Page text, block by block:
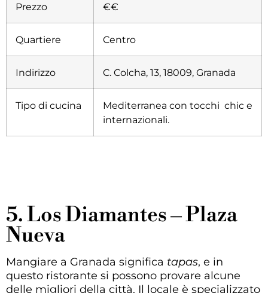
Prezzo €€
Quartiere Centro
Indirizzo C. Colcha, 13, 18009, Granada
Tipo di cucina
Mediterranea con tocchi chic e
internazionali.
5. Los Diamantes – Plaza
Nueva
Mangiare a Granada significa tapas, e in
questo ristorante si possono provare alcune
delle migliori della città. Il locale è specializzato